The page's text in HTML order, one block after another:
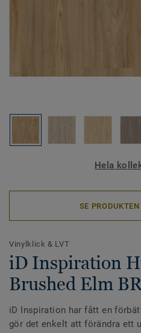
Hela
SE
Vinylklick & LVT
iD Inspiration
Brushed Elm
iD Inspiration har fått en
gör det enkelt att förändra ett